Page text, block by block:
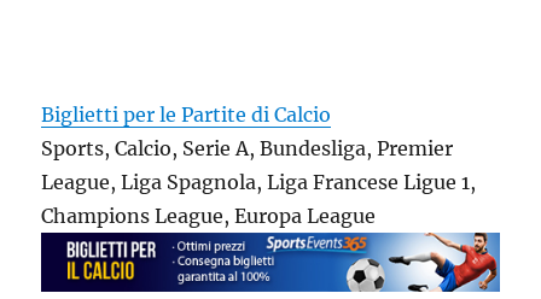
Biglietti per le Partite di Calcio
Sports, Calcio, Serie A, Bundesliga, Premier
League, Liga Spagnola, Liga Francese Ligue 1,
Champions League, Europa League